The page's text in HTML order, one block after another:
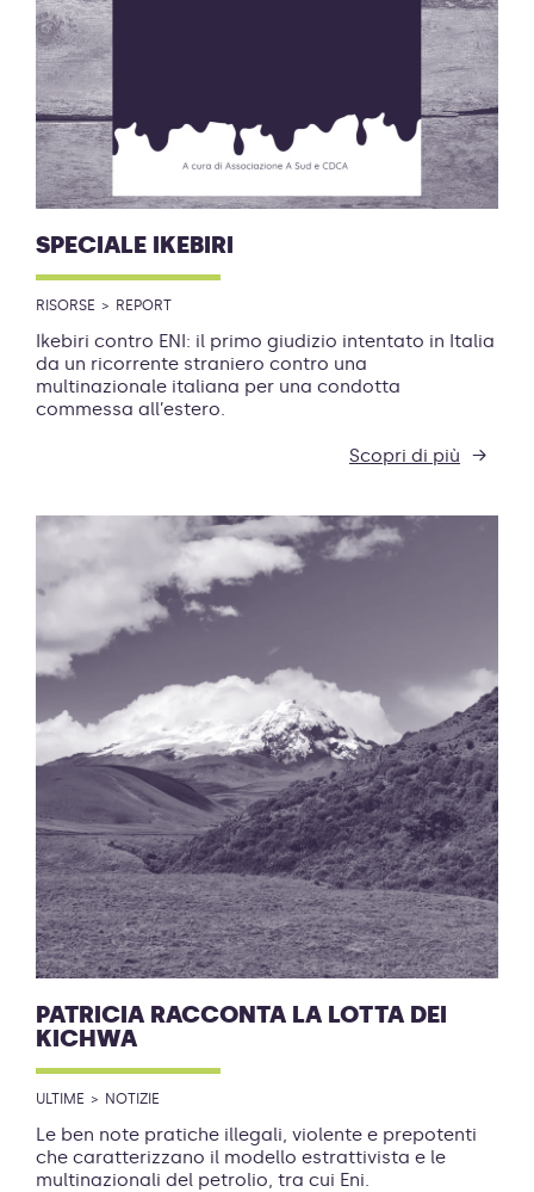
SPECIALE IKEBIRI
RISORSE REPORT
Ikebiri contro ENI: il primo giudizio intentato in Italia
da un ricorrente straniero contro una
multinazionale italiana per una condotta
commessa all’estero.
Scopri di più
PATRICIA RACCONTA LA LOTTA DEI
KICHWA
ULTIME NOTIZIE
Le ben note pratiche illegali, violente e prepotenti
che caratterizzano il modello estrattivista e le
multinazionali del petrolio, tra cui Eni.